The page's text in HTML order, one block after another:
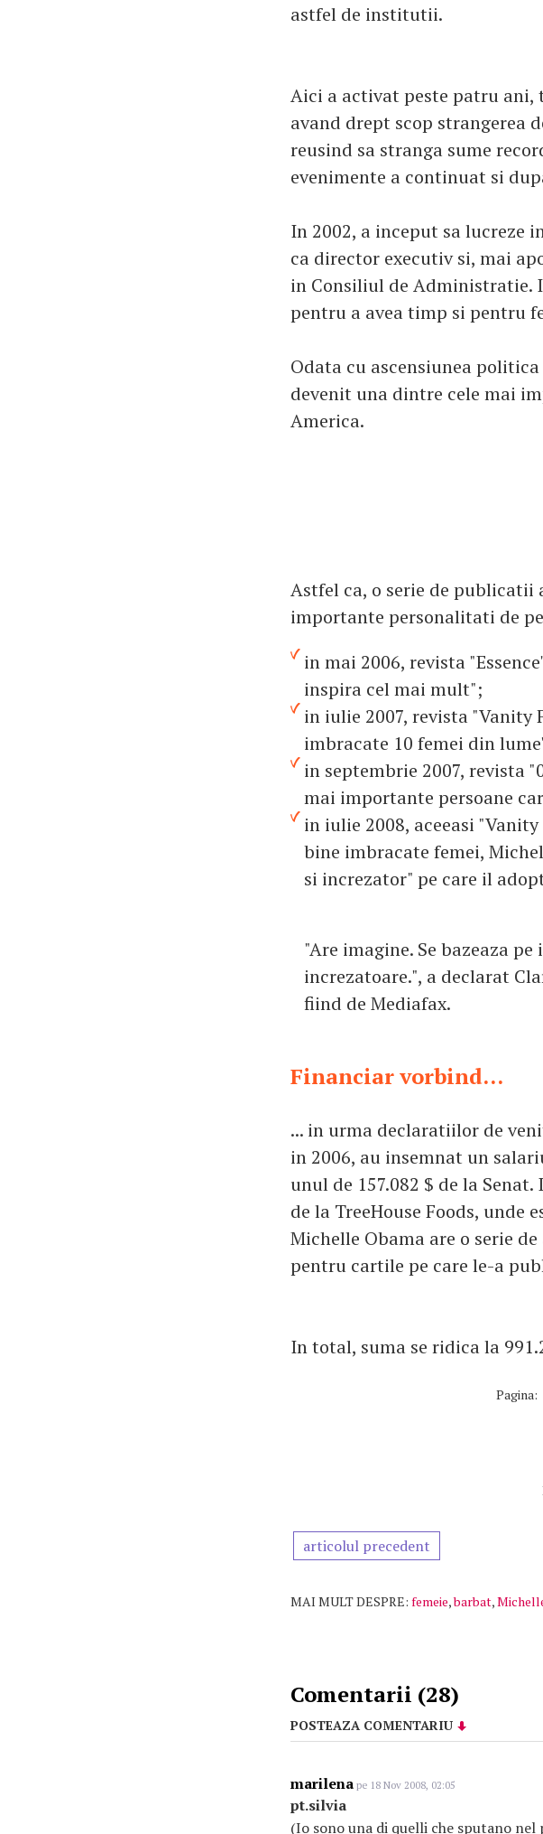
astfel de institutii.
Aici a activat peste patru ani,
avand drept scop strangerea
reusind sa stranga sume
evenimente a continuat si
In 2002, a inceput sa lucreze
ca director executiv si, mai
in Consiliul de Administratie.
pentru a avea timp si pentru
Odata cu ascensiunea
devenit una dintre cele mai
America.
Astfel ca, o serie de
importante personalitati de
in mai 2006, revista
inspira cel mai mult";
in iulie 2007, revista "Vanity
imbracate 10 femei din
in septembrie 2007, revista
mai importante persoane
in iulie 2008, aceeasi
bine imbracate femei,
si increzator" pe care il
"Are imagine. Se bazeaza
increzatoare.", a declarat
fiind de Mediafax.
Financiar vorbind...
... in urma declaratiilor de
in 2006, au insemnat un
unul de 157.082 $ de la
de la TreeHouse Foods, unde
Michelle Obama are o serie
pentru cartile pe care le-a
In total, suma se ridica la
Pagina:
articolul precedent
MAI MULT DESPRE: femeie,barbat,
Comentarii (28)
POSTEAZA COMENTARIU
marilena pe 18 Nov 2008, 02:05
pt.silvia
(Io sono una di quelli che sputano